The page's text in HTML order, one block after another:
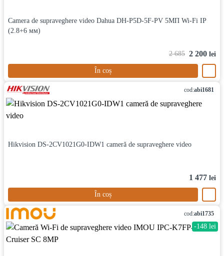
Camera de supraveghere video Dahua DH-P5D-5F-PV 5МП Wi-Fi IP
(2.8+6 мм)
2 685 2 200 lei
În coș
cod:abi1681
Hikvision DS-2CV1021G0-IDW1 cameră de supraveghere video
1 477 lei
În coș
cod:abi1735
-148 lei